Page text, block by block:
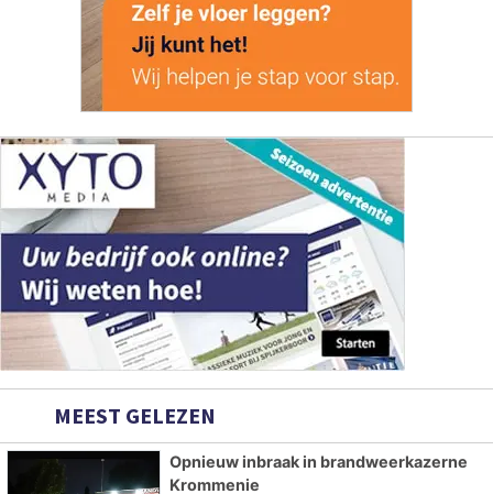
MEEST GELEZEN
Opnieuw inbraak in brandweerkazerne
Krommenie